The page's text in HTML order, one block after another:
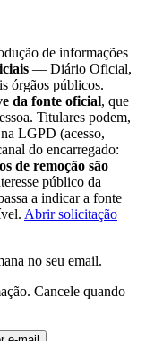
de informações
— Diário Oficial,
órgãos públicos.
da fonte oficial, que
Titulares podem,
LGPD (acesso,
do encarregado:
de remoção são
público da
a indicar a fonte
Abrir solicitação
no seu email.
Cancele quando